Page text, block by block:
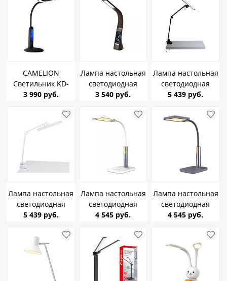
диммер ночник
диммер ночник
диммер ночник
CAMELION
Светильник KD-
823 C02 черный
3 990 руб.
Лампа настольная
светодиодная
Uniel TLD-542
3 540 руб.
Лампа настольная
светодиодная
UNIEL ULM-D116
6500K/DIM
струбцина черный
5 439 руб.
Лампа настольная
светодиодная
UNIEL ULM-D116
6500K/DIM
струбцина белый
5 439 руб.
Лампа настольная
светодиодная
CAMELION KD-834
4-6K, диммер,
ночник
4 545 руб.
Лампа настольная
светодиодная
CAMELION KD-834
3-4-6K, диммер,
ночник
4 545 руб.